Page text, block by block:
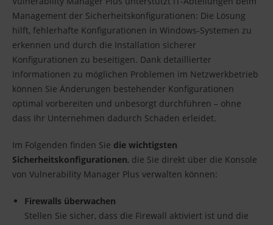
Management der Sicherheitskonfigurationen: Die Lösung
hilft, fehlerhafte Konfigurationen in Windows-Systemen zu
erkennen und durch die Installation sicherer
Konfigurationen zu beseitigen. Dank detaillierter
Informationen zu möglichen Problemen im Netzwerkbetrieb
können Sie Änderungen bestehender Konfigurationen
optimal vorbereiten und unbesorgt durchführen – ohne
dass Ihr Unternehmen dadurch Schaden erleidet.
Im Folgenden finden Sie die wichtigsten
Sicherheitskonfigurationen, die Sie direkt über die Konsole
von Vulnerability Manager Plus verwalten können:
Firewalls überwachen
Stellen Sie sicher, dass die Firewall aktiviert ist und die